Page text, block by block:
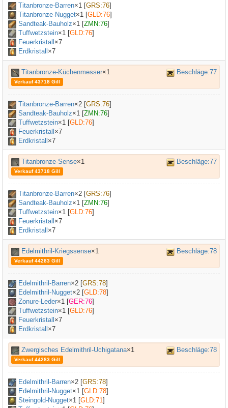
Titanbronze-Barren×1 [GRS:76]
Titanbronze-Nugget×1 [GLD:76]
Sandteak-Bauholz×1 [ZMN:76]
Tuffwetzstein×1 [GLD:76]
Feuerkristall ×7
Erdkristall ×7
Titanbronze-Küchenmesser×1 Beschläge:77
Verkauf 43718 Gill
Titanbronze-Barren×2 [GRS:76]
Sandteak-Bauholz×1 [ZMN:76]
Tuffwetzstein×1 [GLD:76]
Feuerkristall ×7
Erdkristall ×7
Titanbronze-Sense×1 Beschläge:77
Verkauf 43718 Gill
Titanbronze-Barren×2 [GRS:76]
Sandteak-Bauholz×1 [ZMN:76]
Tuffwetzstein×1 [GLD:76]
Feuerkristall ×7
Erdkristall ×7
Edelmithril-Kriegssense×1 Beschläge:78
Verkauf 44283 Gill
Edelmithril-Barren×2 [GRS:78]
Edelmithril-Nugget×2 [GLD:78]
Zonure-Leder×1 [GER:76]
Tuffwetzstein×1 [GLD:76]
Feuerkristall ×7
Erdkristall ×7
Zwergisches Edelmithril-Uchigatana×1 Beschläge:78
Verkauf 44283 Gill
Edelmithril-Barren×2 [GRS:78]
Edelmithril-Nugget×1 [GLD:78]
Steingold-Nugget×1 [GLD:71]